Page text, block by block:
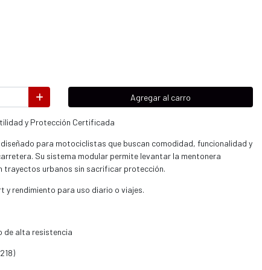
Agregar al carro
y Protección Certificada
diseñado para motociclistas que buscan comodidad, funcionalidad y
Su sistema modular permite levantar la mentonera
trayectos urbanos sin sacrificar protección.
y rendimiento para uso diario o viajes.
de alta resistencia